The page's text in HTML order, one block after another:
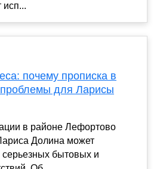
исп...
почему прописка в
для Ларисы
в районе Лефортово
Долина может
серьезных бытовых и